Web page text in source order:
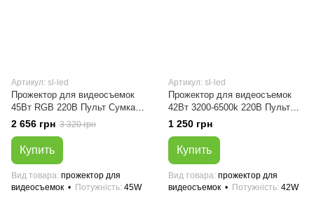
Артикул: sl-led
Прожектор для видеосъемок
45Вт RGB 220В Пульт Сумка
без штатива
2 656 грн 3 320 грн
Купить
Вид товара прожектор для
видеосъемок
Потужність 45W
Артикул: sl-led
Прожектор для видеосъемок
42Вт 3200-6500k 220В Пульт
без штатива
1 250 грн
Купить
Вид товара прожектор для
видеосъемок
Потужність 42W